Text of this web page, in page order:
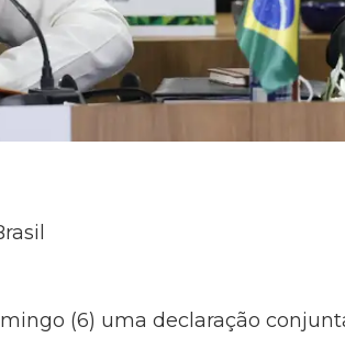
(6) uma declaração